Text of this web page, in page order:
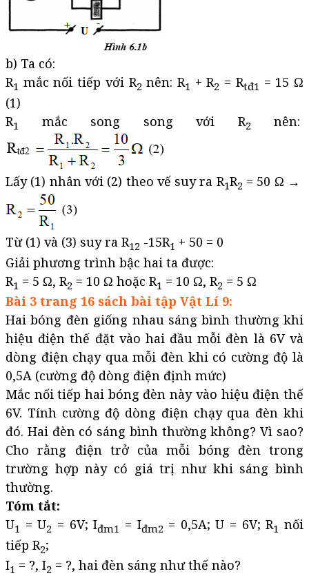
b) Ta có:
R1 mắc nối tiếp với R2 nên: R1 + R2 = Rtđ1 = 15 Ω
(1)
R1 mắc song song với R2 nên:
Lấy (1) nhân với (2) theo vế suy ra R1R2 = 50 Ω →
Từ (1) và (3) suy ra R12 -15R1 + 50 = 0
Giải phương trình bậc hai ta được:
R1 = 5 Ω, R2 = 10 Ω hoặc R1 = 10 Ω, R2 = 5 Ω
Bài 3 trang 16 sách bài tập Vật Lí 9:
Hai bóng đèn giống nhau sáng bình thường khi
hiệu điện thế đặt vào hai đầu mỗi đèn là 6V và
dòng điện chạy qua mỗi đèn khi có cường độ là
0,5A (cường độ dòng điện định mức)
Mắc nối tiếp hai bóng đèn này vào hiệu điện thế
6V. Tính cường độ dòng điện chạy qua đèn khi
đó. Hai đèn có sáng bình thường không? Vì sao?
Cho rằng điện trở của mỗi bóng đèn trong
trường hợp này có giá trị như khi sáng bình
thường.
Tóm tắt:
U1 = U2 = 6V; Iđm1 = Iđm2 = 0,5A; U = 6V; R1 nối
tiếp R2;
I1 = ?, I2 = ?, hai đèn sáng như thế nào?